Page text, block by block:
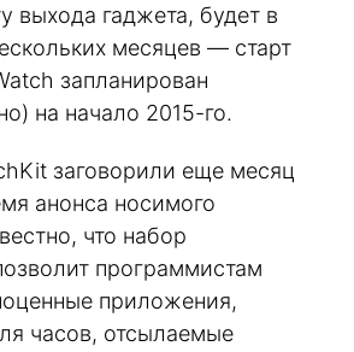
выхода гаджета, будет в
месяцев — старт
запланирован
на начало 2015-го.
заговорили еще месяц
анонса носимого
что набор
программистам
приложения,
часов, отсылаемые